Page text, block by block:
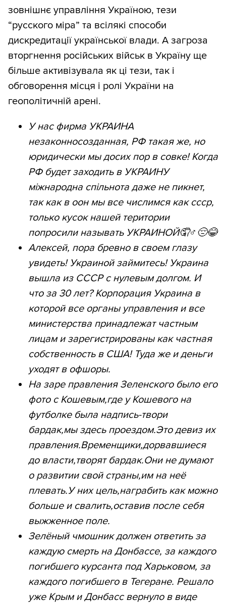
зовнішнє управління Україною, тези
“русского міра” та всілякі способи
дискредитації української влади. А загроза
вторгнення російських військ в Україну ще
більше активізувала як ці тези, так і
обговорення місця і ролі України на
геополітичній арені.
У нас фирма УКРАИНА
незаконносозданная, РФ такая же, но
юридически мы досих пор в совке! Когда
РФ будет заходить в УКРАИНУ
міжнародна спільнота даже не пикнет,
так как в оон мы все числимся как ссср,
только кусок нашей територии
попросили называть УКРАИНОЙ🤦♂️😔😂
Алексей, пора бревно в своем глазу
увидеть! Украиной займитесь! Украина
вышла из СССР с нулевым долгом. И
что за 30 лет? Корпорация Украина в
которой все органы управления и все
министерства принадлежат частным
лицам и зарегистрированы как частная
собственность в США! Туда же и деньги
уходят в офшоры.
На заре правления Зеленского было его
фото с Кошевым,где у Кошевого на
футболке была надпись-твори
бардак,мы здесь проездом.Это девиз их
правления.Временщики,дорвавшиеся
до власти,творят бардак.Они не думают
о развитии свой страны,им на неё
плевать.У них цель,награбить как можно
больше и свалить,оставив после себя
выжженное поле.
Зелёный чмошник должен ответить за
каждую смерть на Донбассе, за каждого
погибшего курсанта под Харьковом, за
каждого погибшего в Тегеране. Решало
уже Крым и Донбасс вернуло в виде